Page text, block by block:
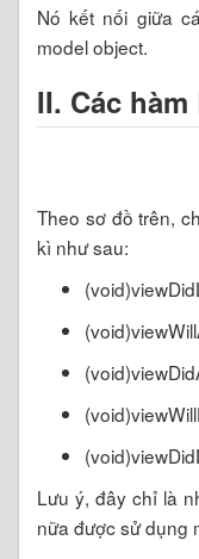
Nó kết nối giữa
model object.
II. Các
Theo sơ đồ trên,
kì như sau:
Lưu ý, đây chỉ là
nữa được sử dụng